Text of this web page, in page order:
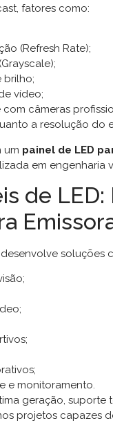
fatores como:
(Refresh Rate);
brilho;
vídeo;
câmeras
a resolução do
um painel de LED
em engenharia
de
desenvolve soluções
e monitoramento.
geração,
projetos capazes